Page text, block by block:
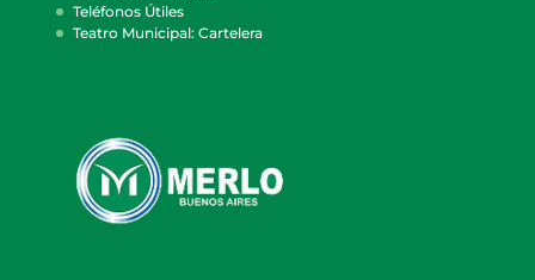
Teléfonos Útiles
Teatro Municipal: Cartelera